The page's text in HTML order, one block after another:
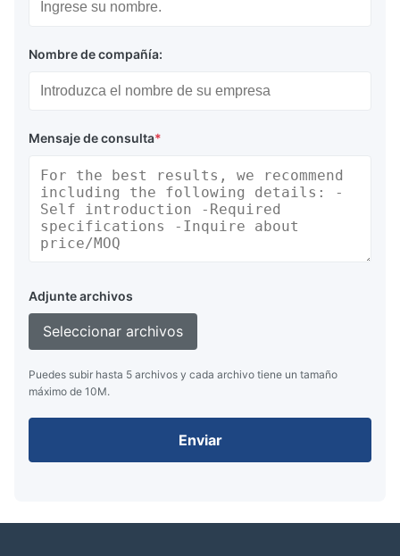
Nombre de compañía:
Mensaje de consulta*
Adjunte archivos
Seleccionar archivos
Puedes subir hasta 5 archivos y cada archivo tiene un tamaño
máximo de 10M.
Enviar